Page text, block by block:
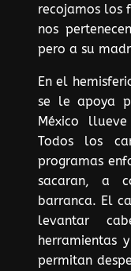
recojamos los
nos
pero a su
En el
se le apoya
México
Todos los
programas
sacaran, a
barranca. El
levantar
herramientas
permitan